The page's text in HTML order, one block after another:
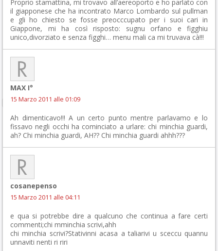
Proprio stamattina, mi trovavo all’aereoporto e ho parlato con
il giapponese che ha incontrato Marco Lombardo sul pullman
e gli ho chiesto se fosse preocccupato per i suoi cari in
Giappone, mi ha così risposto: sugnu orfano e figghiu
unico,divorziato e senza figghi… menu mali ca mi truvava cà!!!
MAX I°
15 Marzo 2011 alle 01:09
Ah dimenticavo!!! A un certo punto mentre parlavamo e lo
fissavo negli occhi ha cominciato a urlare: chi minchia guardi,
ah? Chi minchia guardi, AH?? Chi minchia guardi ahhh???
cosanepenso
15 Marzo 2011 alle 04:11
e qua si potrebbe dire a qualcuno che continua a fare certi
commenti;chi mminchia scrivi,ahh
chi minchia scrivi?Stativinni acasa a taliarivi u sceccu quannu
unnaviti nenti ri riri